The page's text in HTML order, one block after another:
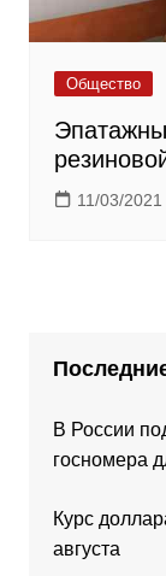
Общество
11/03/2021
В России
госномера
Курс
августа